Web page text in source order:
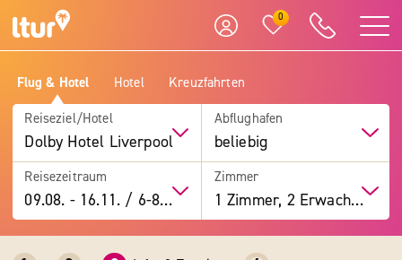
0
Flug & Hotel Hotel Kreuzfahrten
Reiseziel/Hotel
Dolby Hotel Liverpool
Abflughafen
beliebig
Reisezeitraum
09.08. -16.11. / 6-8 Tage
Zimmer
1 Zimmer, 2 Erwachsene